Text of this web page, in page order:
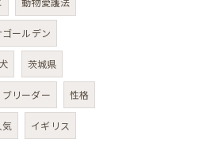
ールデン
茨城県
ブリーダー 性格
気 イギリス